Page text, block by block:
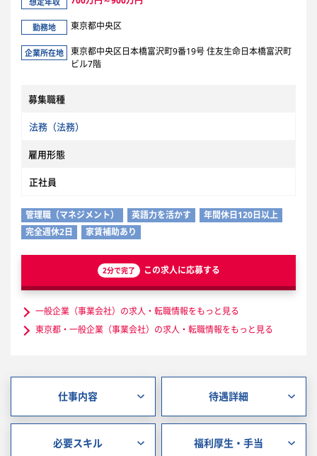
勤務地 東京都中央区
企業所在地
東京都中央区日本橋富沢町9番19号 住友生命日本橋富沢町
ビル7階
募集職種
法務（法務）
雇用形態
正社員
管理職（マネジメント） 英語力を活かす
年間休日120日以上
完全週休2日
家賃補助あり
2分で完了 この求人に応募する
一般企業（事業会社）の求人・転職情報をもっと見る
東京都・一般企業（事業会社）の求人・転職情報をもっと見る
仕事内容 待遇詳細
必要スキル 福利厚生・手当